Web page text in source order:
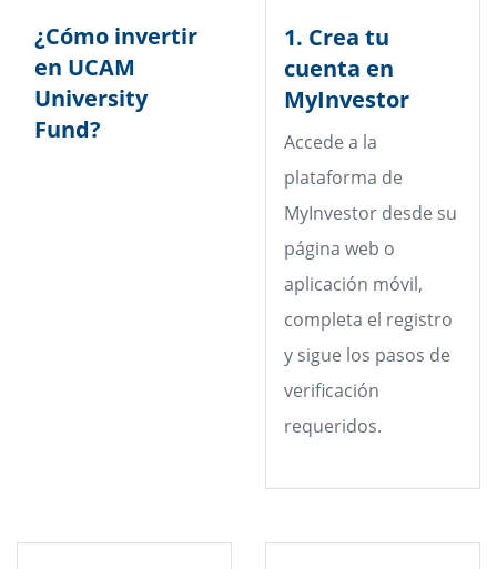
¿Cómo invertir
en UCAM
University
Fund?
1. Crea tu
cuenta en
MyInvestor
Accede a la
plataforma de
MyInvestor desde su
página web o
aplicación móvil,
completa el registro
y sigue los pasos de
verificación
requeridos.